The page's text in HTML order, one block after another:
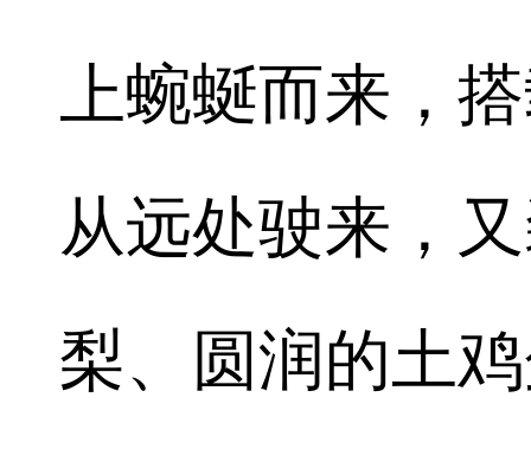
上蜿蜒而来，
从远处驶来，
梨、圆润的土